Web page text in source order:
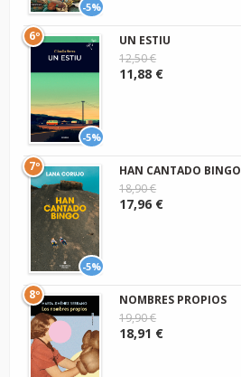
-5%
-5%
6º
UN ESTIU
12,50 €
11,88 €
-5%
7º
HAN CANTADO BINGO
18,90 €
17,96 €
8º
NOMBRES PROPIOS
19,90 €
18,91 €